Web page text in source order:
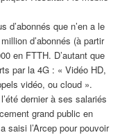
d’abonnés que n’en a le
d’abonnés (à partir
en FTTH. D’autant que
par la 4G : « Vidéo HD,
vidéo, ou cloud ».
dernier à ses salariés
grand public en
saisi l’Arcep pour pouvoir